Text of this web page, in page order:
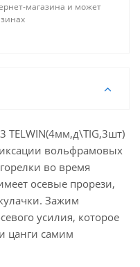
магазина и может
TELWIN(4мм,д\TIG,3шт)
вольфрамовых
во время
осевые прорези,
Зажим
усилия, которое
цанги самим